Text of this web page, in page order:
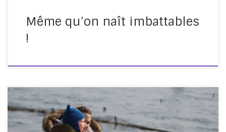
Même qu’on naît imbattables
!
L’abolition de la violence éducative Encore aujourd’hui,